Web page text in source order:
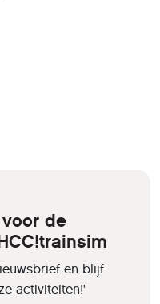
de
en blijf
activiteiten!'